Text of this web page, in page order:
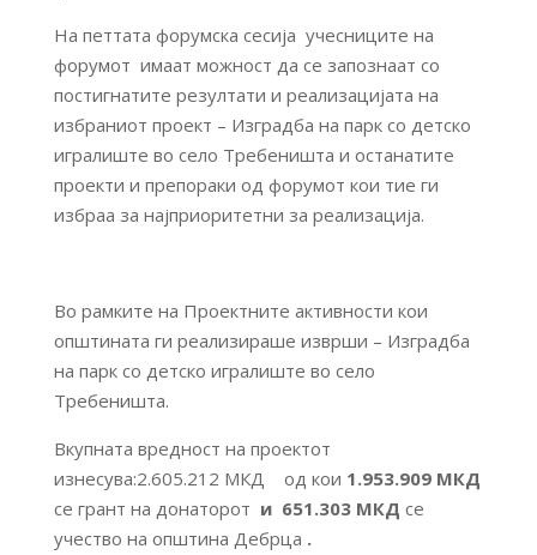
На петтата форумска сесија учесниците на
форумот имаат можност да се запознаат со
постигнатите резултати и реализацијата на
избраниот проект – Изградба на парк со детско
игралиште во село Требеништа и останатите
проекти и препораки од форумот кои тие ги
избраа за најприоритетни за реализација.
Во рамките на Проектните активности кои
општината ги реализираше изврши – Изградба
на парк со детско игралиште во село
Требеништа.
Вкупната вредност на проектот
изнесува:2.605.212 МКД од кои 1.953.909 МКД
се грант на донаторот и 651.303МКД се
учество на општина Дебрца .